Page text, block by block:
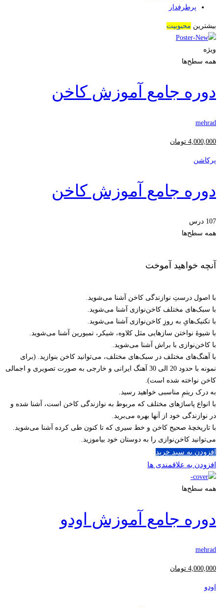
پرطرفدار
بیشترین محبوبیت
ویژه
همه سطح‌ها
دوره جامع آموزش کاخن
mehrad
4,000,000 تومان
پرکاشن
دوره جامع آموزش کاخن
107 درس
همه سطح‌ها
آنچه خواهید آموخت
با اصول درستِ نوازندگی کاخن آشنا می‌شوید.
با سبک‌های مختلف کاخن‌نوازی آشنا می‌شوید.
با تکنیک‌هایِ به روزِ کاخن‌نوازی آشنا می‌شوید.
با شیوۀ نواختن سازهایی مثل کلاوه، شیکر، تمبورین آشنا می‌شوید.
با کاخن‌نوازی با براش آشنا می‌شوید.
با آهنگ‌های مختلف در سبک‌های مختلف، می‌توانید کاخن بنوازید. (برای
نمونه با حدود 20 الی 30 آهنگ ایرانی و خارجی به صورت تصویری و اجمالی
کاخن نواخته شده است).
به درک ریتمِ مناسبی خواهید رسید.
با انواع پاساژهای مختلف که مربوط به نوازندگی کاخن است، آشنا شده و
در نوازندگی خود از آنها بهره می‌برید.
با تاریخچۀ صحیح کاخن و خط سیری که تا کنون طی کرده آشنا می‌شوید.
می‌توانید کاخن‌نوازی را به دوستان خود بیاموزید.
افزودن به سبد خرید
افزودن به علاقمندی ها
همه سطح‌ها
دوره جامع آموزش اودو
mehrad
4,000,000 تومان
اودو